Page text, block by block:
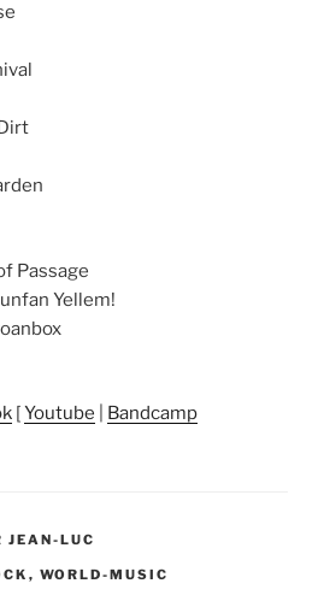
Passage
Yellem!
[Youtube Bandcamp
JEAN-LUC
, WORLD-MUSIC